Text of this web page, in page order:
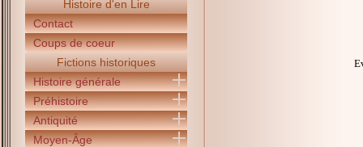
Histoire d'en Lire
Contact
Coups de coeur
Fictions historiques
Histoire générale
Préhistoire
Antiquité
Moyen-Âge